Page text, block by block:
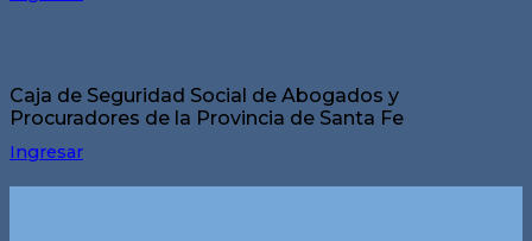
Caja de Seguridad Social de Abogados y
Procuradores de la Provincia de Santa Fe
Ingresar